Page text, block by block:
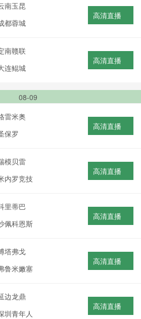
南玉昆
都蓉城
高清直播
南赣联
连鲲城
高清直播
08-09
雷米奥
保罗
高清直播
模贝雷
内罗竞技
高清直播
里蒂巴
佩科恩斯
高清直播
塔弗戈
鲁米嫩塞
高清直播
边龙鼎
圳青年人
高清直播